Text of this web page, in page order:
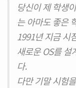
당신이 제 학생
는 아마도 좋은
1991년 지금 시
새로운 OS를 설
다.
다만 기말 시험